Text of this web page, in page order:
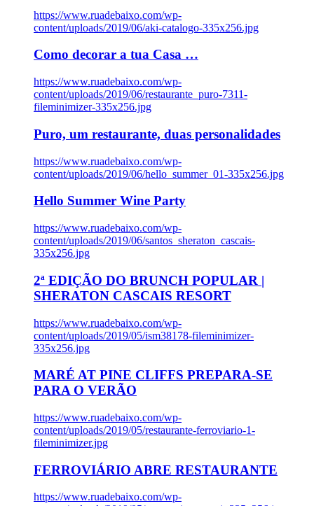
https://www.ruadebaixo.com/wp-
content/uploads/2019/06/aki-catalogo-335x256.jpg
Como decorar a tua Casa …
https://www.ruadebaixo.com/wp-
content/uploads/2019/06/restaurante_puro-7311-
fileminimizer-335x256.jpg
Puro, um restaurante, duas personalidades
https://www.ruadebaixo.com/wp-
content/uploads/2019/06/hello_summer_01-335x256.jpg
Hello Summer Wine Party
https://www.ruadebaixo.com/wp-
content/uploads/2019/06/santos_sheraton_cascais-
335x256.jpg
2ª EDIÇÃO DO BRUNCH POPULAR |
SHERATON CASCAIS RESORT
https://www.ruadebaixo.com/wp-
content/uploads/2019/05/ism38178-fileminimizer-
335x256.jpg
MARÉ AT PINE CLIFFS PREPARA-SE
PARA O VERÃO
https://www.ruadebaixo.com/wp-
content/uploads/2019/05/restaurante-ferroviario-1-
fileminimizer.jpg
FERROVIÁRIO ABRE RESTAURANTE
https://www.ruadebaixo.com/wp-